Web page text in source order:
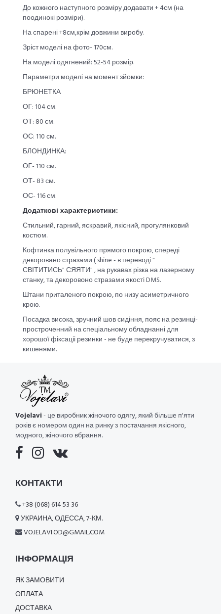
До кожного наступного розміру додавати + 4см (на
поодинокі розміри).
На спарені +8см,крім довжини виробу.
Зріст моделі на фото- 170см.
На моделі одягнений: 52-54 розмір.
Параметри моделі на момент зйомки:
БРЮНЕТКА
ОГ: 104 см.
ОТ: 80 см.
ОС: 110 см.
БЛОНДИНКА:
ОГ- 110 см.
ОТ- 83 см.
ОС- 116 см.
Додаткові характеристики:
Стильний, гарний, яскравий, якісний, прогулянковий
костюм.
Кофтинка полувільного прямого покрою, спереді
декоровано стразами ( shine - в переводі "
СВІТИТИСЬ" СЯЯТИ" , на рукавах різка на лазерному
станку, та декоровоно стразами якості DMS.
Штани приталеного покрою, по низу асиметричного
крою.
Посадка висока, зручний шов сидіння, пояс на резинці-
простроченний на спеціальному обладнанні для
хорошої фіксаціі резинки - не буде перекручуватися, з
кишенями.
Vojelavi- це виробник жіночого одягу, який більше п'яти
років є номером один на ринку з постачання якісного,
модного, жіночого вбрання.
КОНТАКТИ
+38 (068) 614 53 36
УКРАИНА, ОДЕССА, 7-КМ.
VOJELAVI.OD@GMAIL.COM
ІНФОРМАЦІЯ
ЯК ЗАМОВИТИ
ОПЛАТА
ДОСТАВКА